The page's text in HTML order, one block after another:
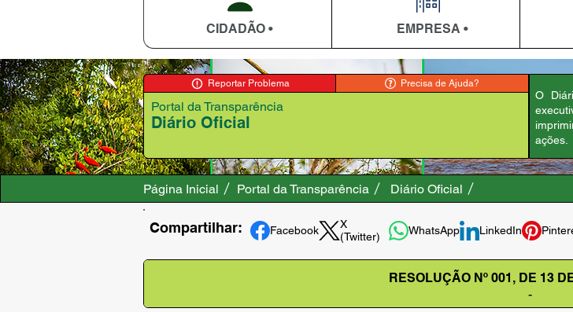
CIDADÃO • EMPRESA •
Reportar Problema Precisa de Ajuda?
Diário Oficial
Portal da Transparência
O
ações.
Página Inicial Portal da Transparência Diário Oficial
Compartilhar: Facebook
X
(Twitter)
WhatsApp LinkedIn
RESOLUÇÃO Nº 001, DE 13
-